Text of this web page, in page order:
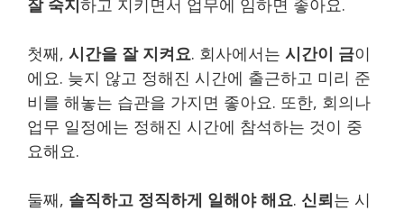
잘 숙지하고 지키면서 업무에 임하면 좋아요.
첫째, 시간을 잘 지켜요. 회사에서는 시간이 금이
에요. 늦지 않고 정해진 시간에 출근하고 미리 준
비를 해놓는 습관을 가지면 좋아요. 또한, 회의나
업무 일정에는 정해진 시간에 참석하는 것이 중
요해요.
둘째, 솔직하고 정직하게 일해야 해요. 신뢰는 시